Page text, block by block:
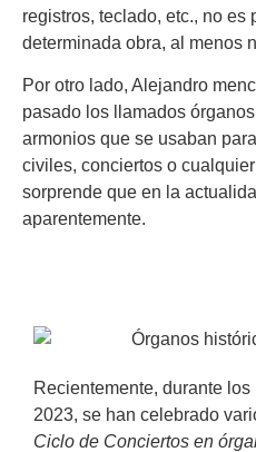
registros, teclado, etc., no es
determinada obra, al menos
Por otro lado, Alejandro
pasado los llamados
armonios que se usaban
civiles, conciertos o
sorprende que en la
aparentemente.
Recientemente, durante
2023, se han celebrado
Ciclo de Conciertos en